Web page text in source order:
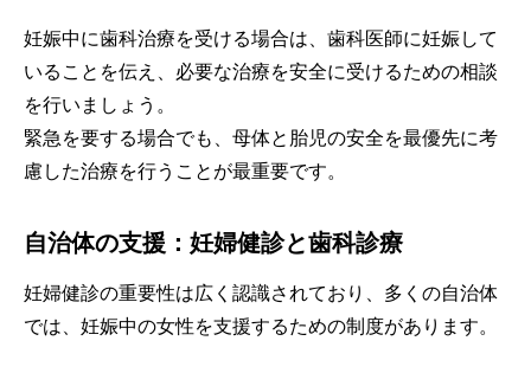
妊娠中に歯科治療を受ける場合は、歯科医師に妊娠して
いることを伝え、必要な治療を安全に受けるための相談
を行いましょう。
緊急を要する場合でも、母体と胎児の安全を最優先に考
慮した治療を行うことが最重要です。
自治体の支援：妊婦健診と歯科診療
妊婦健診の重要性は広く認識されており、多くの自治体
では、妊娠中の女性を支援するための制度があります。